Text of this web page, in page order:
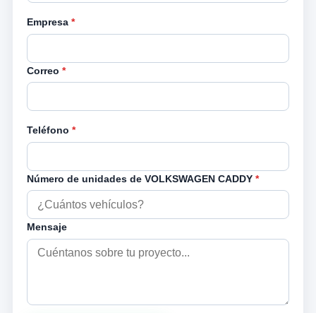
Empresa *
Correo *
Teléfono *
Número de unidades de VOLKSWAGEN CADDY *
Mensaje